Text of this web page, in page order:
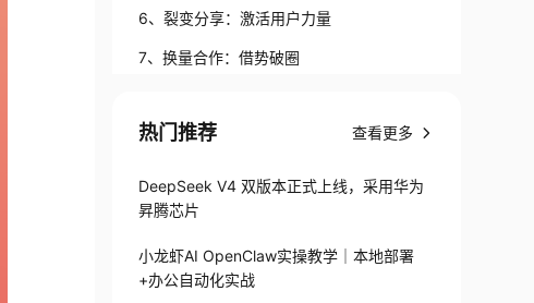
6、裂变分享：激活用户力量
7、换量合作：借势破圈
决胜关键：渠道数据驱动
热门推荐 查看更多
DeepSeek V4 双版本正式上线，采用华为
昇腾芯片
小龙虾AI OpenClaw实操教学｜本地部署
+办公自动化实战